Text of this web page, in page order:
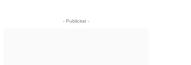
- Publicitat -